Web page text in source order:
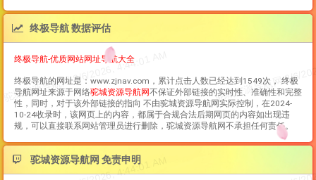
终极导航 数据评估
终极导航-优质网站网址导航大全
终极导航的网址是：www.zjnav.com，累计点击人数已经达到1549次， 终极
导航网址来源于网络驼城资源导航网不保证外部链接的实时性、准确性和完整
性，同时，对于该外部链接的指向 不由驼城资源导航网实际控制，在2024-
10-24收录时，该网页上的内容，都属于合规合法后期网页的内容如出现违
规，可以直接联系网站管理员进行删除，驼城资源导航网不承担任何责任。
驼城资源导航网 免责申明